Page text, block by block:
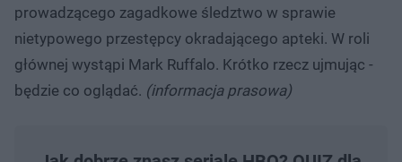
prowadzącego zagadkowe śledztwo w sprawie
nietypowego przestępcy okradającego apteki. W roli
głównej wystąpi Mark Ruffalo. Krótko rzecz ujmując -
będzie co oglądać. (informacja prasowa)